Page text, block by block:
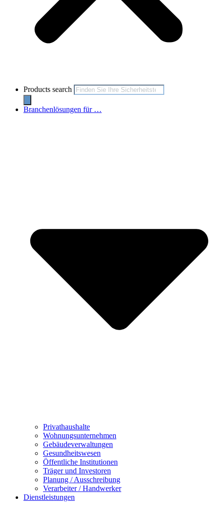
Products search
Branchenlösungen für …
Privathaushalte
Wohnungsunternehmen
Gebäudeverwaltungen
Gesundheitswesen
Öffentliche Institutionen
Träger und Investoren
Planung / Ausschreibung
Verarbeiter / Handwerker
Dienstleistungen